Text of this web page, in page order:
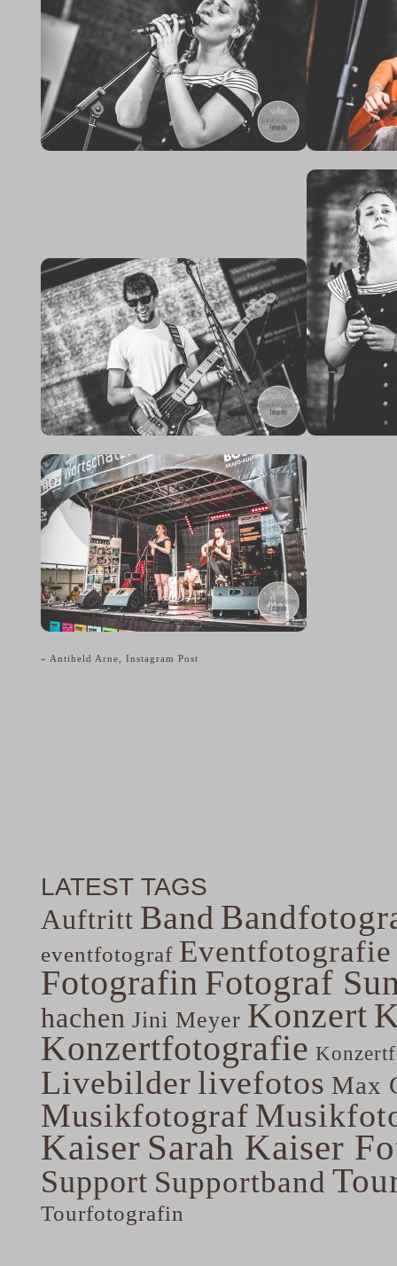
« Antiheld Arne, Instagram Post
LATEST TAGS
Auftritt Band
eventfotograf Eventfotografie
Fotografin Fotograf
hachen Jini Meyer Konzert
Konzertfotografie
Livebilderlivefotos Max
Musikfotograf
Kaiser Sarah Kaiser
Support Supportband
Tourfotografin